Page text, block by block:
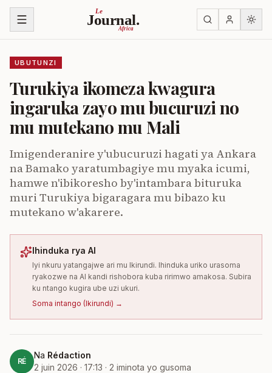
Ja ku biri muri urupapuro
Le
Journal.
Africa
UBUTUNZI
Turukiya ikomeza kwagura
ingaruka zayo mu bucuruzi no
mu mutekano mu Mali
Imigenderanire y'ubucuruzi hagati ya Ankara
na Bamako yaratumbagiye mu myaka icumi,
hamwe n'ibikoresho by'intambara bituruka
muri Turukiya bigaragara mu bibazo ku
mutekano w'akarere.
Ihinduka rya AI
Iyi nkuru yatangajwe ari mu Ikirundi. Ihinduka uriko urasoma
ryakozwe na AI kandi rishobora kuba ririmwo amakosa. Subira
ku ntango kugira ube uzi ukuri.
Soma intango (Ikirundi) →
RÉ
Na Rédaction
2 juin 2026 · 17:13 · 2 iminota yo gusoma